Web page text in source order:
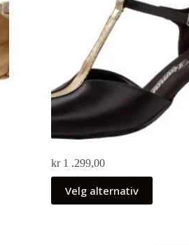
kr1 .299,00
Velg alternativ